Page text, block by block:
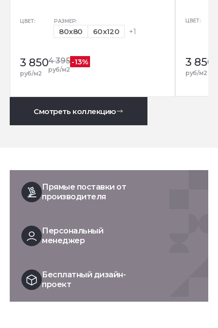
ЦВЕТ: РАЗМЕР:
80x80 60x120 +1
3 850
руб/м2
4 395
руб/м2
-13%
ЦВЕТ:
3 850
руб/м2
Смотреть коллекцию
Прямые поставки от
производителя
Персональный
менеджер
Бесплатный дизайн-
проект